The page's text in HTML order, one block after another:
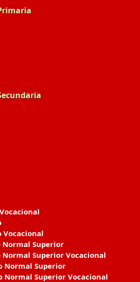
Vocacional
Normal Superior
Normal Superior Vocacional
Normal Superior
Normal Superior Vocacional